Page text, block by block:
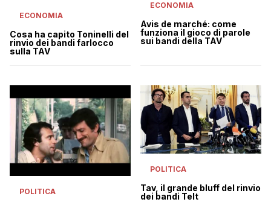
ECONOMIA
Cosa ha capito Toninelli del
rinvio dei bandi farlocco
sulla TAV
ECONOMIA
Avis de marché: come
funziona il gioco di parole
sui bandi della TAV
POLITICA
POLITICA
Tav, il grande bluff del rinvio
dei bandi Telt